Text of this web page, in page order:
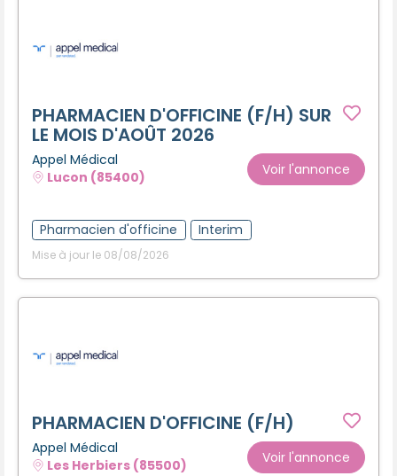
Se connecter avec LinkedIn
Inscrivez-vous en un clic !
PHARMACIEN D'OFFICINE (F/H) SUR
LE MOIS D'AOÛT 2026
Appel Médical
Lucon (85400)
Voir l'annonce
Pharmacien d'officine Interim
Mise à jour le 08/08/2026
PHARMACIEN D'OFFICINE (F/H)
Appel Médical
Les Herbiers (85500)
Voir l'annonce